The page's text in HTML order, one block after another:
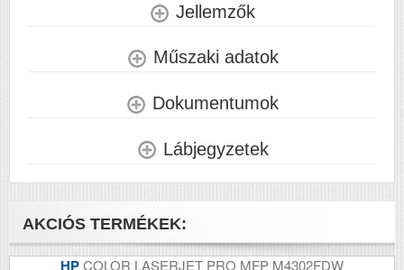
Jellemzők
Műszaki adatok
Dokumentumok
Lábjegyzetek
AKCIÓS TERMÉKEK:
HPCOLOR LASERJET PRO MFP M4302FDW